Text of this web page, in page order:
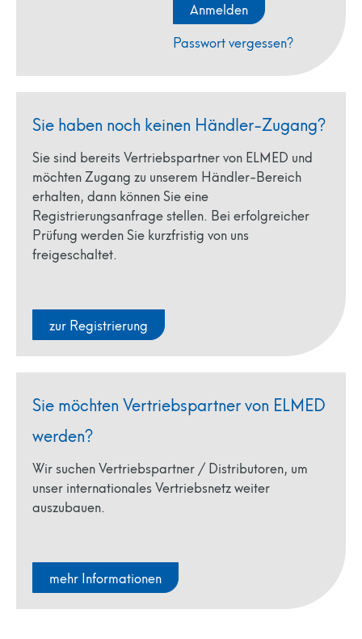
Passwort vergessen?
Sie haben noch keinen Händler-Zugang?
Sie sind bereits Vertriebspartner von ELMED und
möchten Zugang zu unserem Händler-Bereich
erhalten, dann können Sie eine
Registrierungsanfrage stellen. Bei erfolgreicher
Prüfung werden Sie kurzfristig von uns
freigeschaltet.
zur Registrierung
Sie möchten Vertriebspartner von ELMED
werden?
Wir suchen Vertriebspartner / Distributoren, um
unser internationales Vertriebsnetz weiter
auszubauen.
mehr Informationen